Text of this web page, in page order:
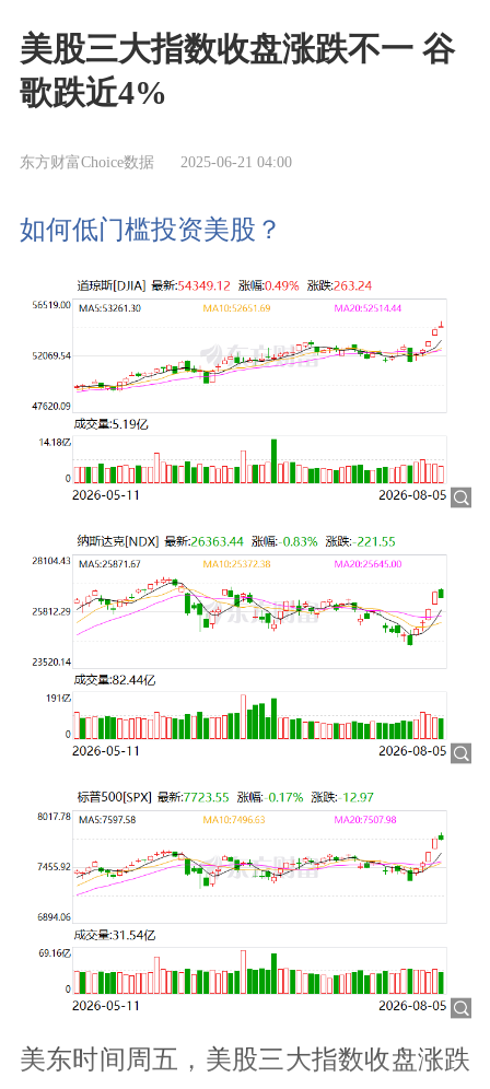
美股三大指数收盘涨跌不一 谷
歌跌近4%
东方财富Choice数据 2025-06-21 04:00
如何低门槛投资美股？
美东时间周五，美股三大指数收盘涨跌